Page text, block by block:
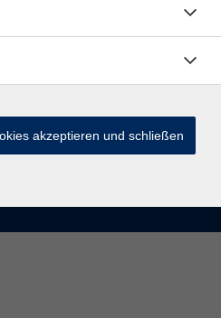
akzeptieren und schließen